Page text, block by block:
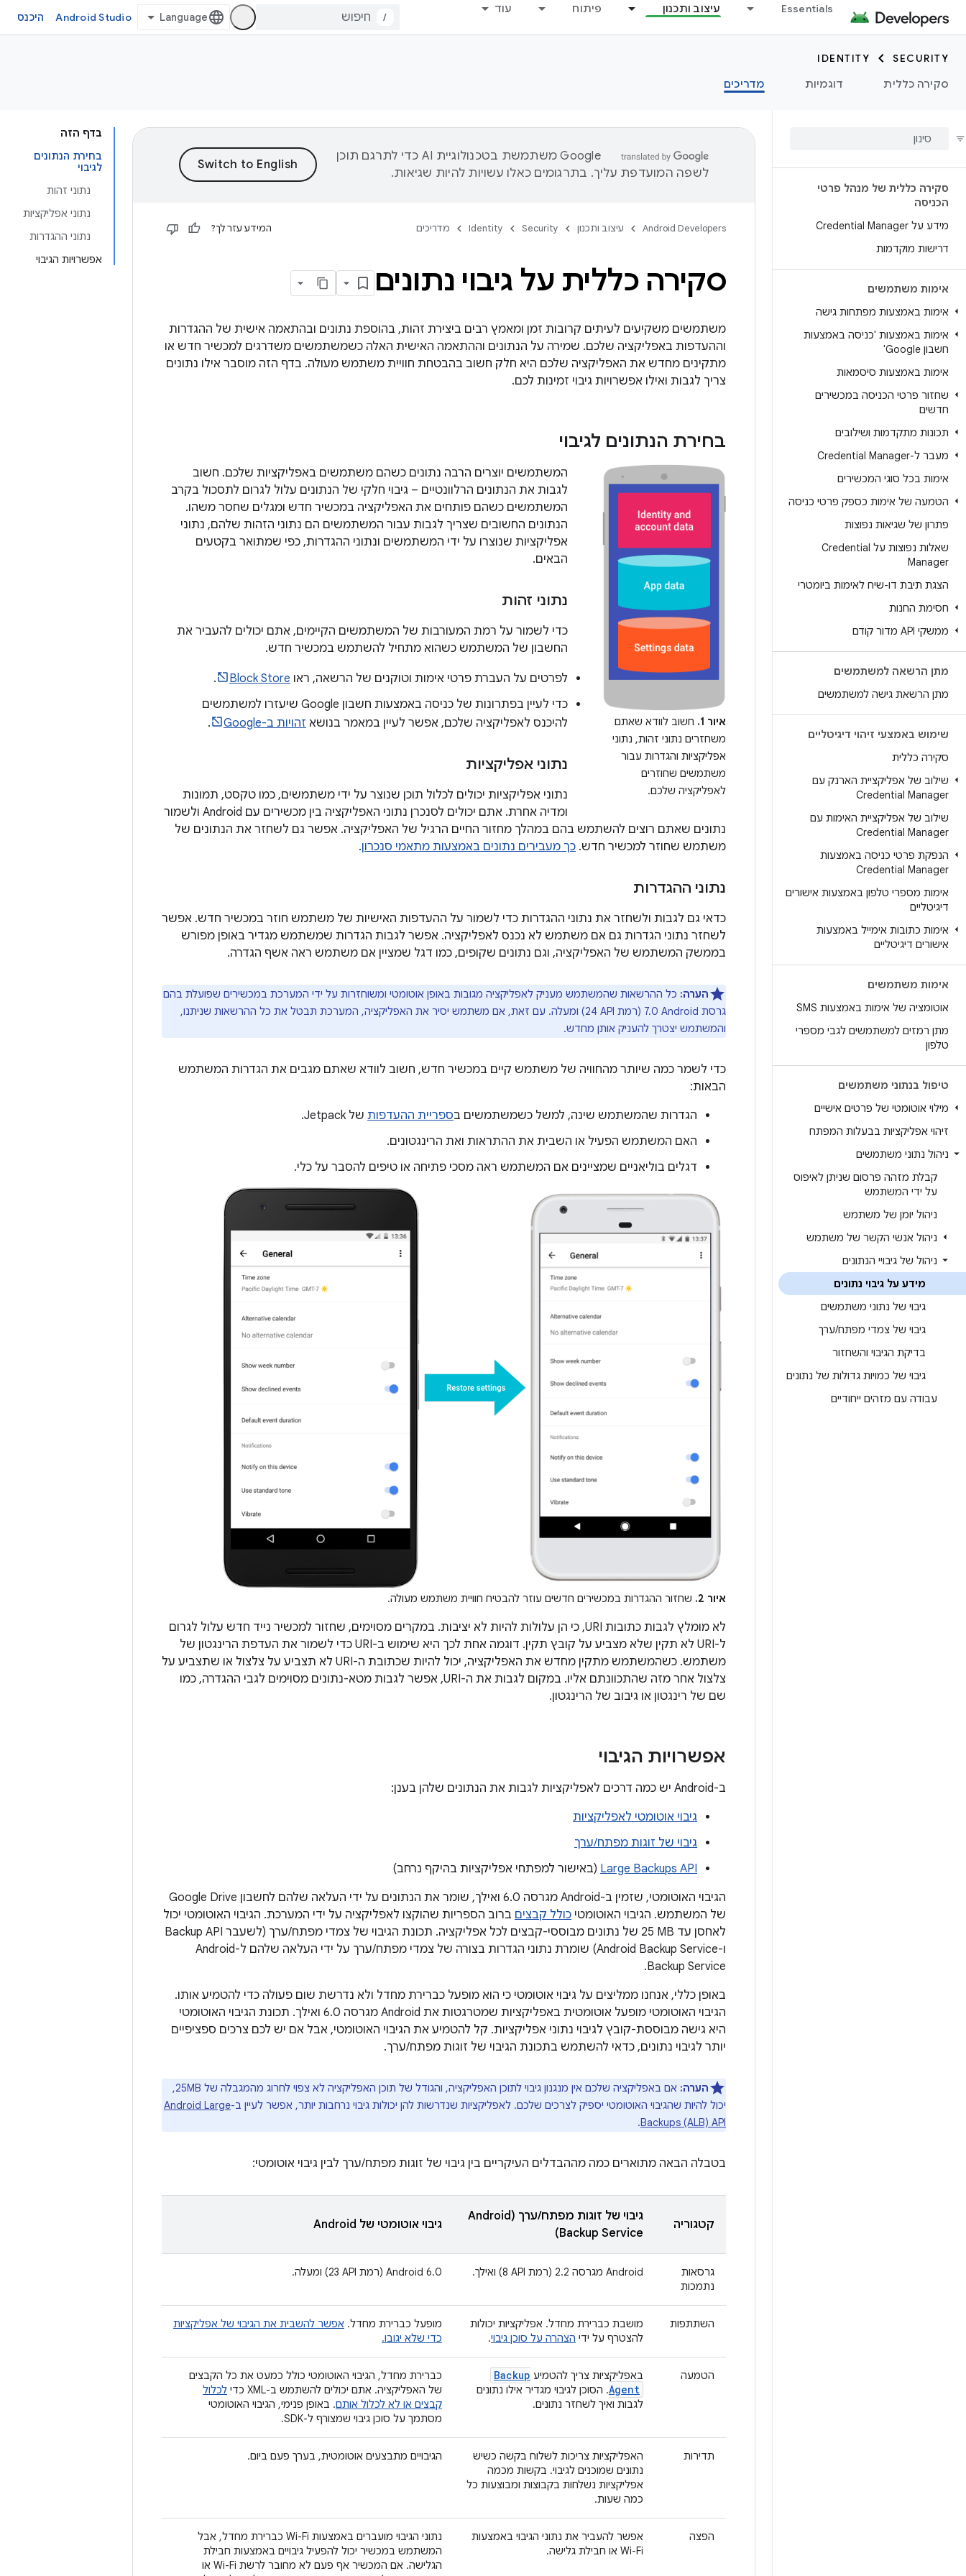
Essentials עיצוב ותכנון פיתוח עוד
/
Android Studio היכנס
SECURITY
IDENTITY
סקירה כללית
דוגמיות מדריכים
סקירה כללית של מנהל פרטי
הכניסה
מידע על Credential Manager
דרישות מוקדמות
אימות משתמשים
אימות באמצעות מפתחות גישה
אימות באמצעות 'כניסה באמצעות
חשבון Google'
אימות באמצעות סיסמאות
שחזור פרטי הכניסה במכשירים
חדשים
תכונות מתקדמות ושילובים
מעבר ל-Credential Manager
אימות בכל סוגי המכשירים
הטמעה של אימות כספק פרטי כניסה
פתרון של שגיאות נפוצות
שאלות נפוצות על Credential
Manager
הצגת תיבת דו-שיח לאימות ביומטרי
חסימת החנות
ממשקי API מדור קודם
מתן הרשאה למשתמשים
מתן הרשאת גישה למשתמשים
שימוש באמצעי זיהוי דיגיטליים
סקירה כללית
שילוב של אפליקציית הארנק עם
Credential Manager
שילוב של אפליקציית האימות עם
Credential Manager
הנפקת פרטי כניסה באמצעות
Credential Manager
אימות מספרי טלפון באמצעות אישורים
דיגיטליים
אימות כתובות אימייל באמצעות
אישורים דיגיטליים
אימות משתמשים
אוטומציה של אימות באמצעות SMS
מתן רמזים למשתמשים לגבי מספרי
טלפון
טיפול בנתוני משתמשים
מילוי אוטומטי של פרטים אישיים
זיהוי אפליקציות בבעלות המפתח
ניהול נתוני משתמשים
קבלת מזהה פרסום שניתן לאיפוס
על ידי המשתמש
ניהול יומן של משתמש
ניהול אנשי הקשר של משתמש
ניהול של גיבויי הנתונים
מידע על גיבוי נתונים
גיבוי של נתוני משתמשים
גיבוי של צמדי מפתח/ערך
בדיקת הגיבוי והשחזור
גיבוי של כמויות גדולות של נתונים
עבודה עם מזהים ייחודיים
בדף הזה
בחירת הנתונים
לגיבוי
נתוני זהות
נתוני אפליקציות
נתוני ההגדרות
אפשרויות הגיבוי
‫Google משתמשת בטכנולוגיית AI כדי לתרגם תוכן
לשפה המועדפת עליך. בתרגומים כאלו עשויות להיות שגיאות.
Android Developers עיצוב ותכנון Security
Identity מדריכים המידע עזר לך?
סקירה כללית על גיבוי נתונים
משתמשים משקיעים לעיתים קרובות זמן ומאמץ רבים ביצירת זהות, בהוספת נתונים ובהתאמה אישית של ההגדרות
וההעדפות באפליקציה שלכם. שמירה על הנתונים וההתאמה האישית האלה כשמשתמשים משדרגים למכשיר חדש או
מתקינים מחדש את האפליקציה שלכם היא חלק חשוב בהבטחת חוויית משתמש מעולה. בדף הזה מוסבר אילו נתונים
צריך לגבות ואילו אפשרויות גיבוי זמינות לכם.
בחירת הנתונים לגיבוי
איור 1.
חשוב לוודא שאתם
משחזרים נתוני זהות, נתוני
אפליקציות והגדרות עבור
משתמשים שחוזרים
לאפליקציה שלכם.
המשתמשים יוצרים הרבה נתונים כשהם משתמשים באפליקציות שלכם. חשוב
לגבות את הנתונים הרלוונטיים – גיבוי חלקי של הנתונים עלול לגרום לתסכול בקרב
המשתמשים כשהם פותחים את האפליקציה במכשיר חדש ומגלים שחסר משהו.
הנתונים החשובים שצריך לגבות עבור המשתמשים הם נתוני הזהות שלהם, נתוני
אפליקציות שנוצרו על ידי המשתמשים ונתוני ההגדרות, כפי שמתואר בקטעים
הבאים.
נתוני זהות
כדי לשמור על רמת המעורבות של המשתמשים הקיימים, אתם יכולים להעביר את
החשבון של המשתמש כשהוא מתחיל להשתמש במכשיר חדש.
לפרטים על העברת פרטי אימות וטוקנים של הרשאה, ראו Block Store
.
כדי לעיין בפתרונות של כניסה באמצעות חשבון Google שיעזרו למשתמשים
להיכנס לאפליקציה שלכם, אפשר לעיין במאמר בנושא זהויות ב-Google .
נתוני אפליקציות
נתוני אפליקציות יכולים לכלול תוכן שנוצר על ידי משתמשים, כמו טקסט, תמונות
ומדיה אחרת. אתם יכולים לסנכרן נתוני האפליקציה בין מכשירים עם Android ולשמור
נתונים שאתם רוצים להשתמש בהם במהלך מחזור החיים הרגיל של האפליקציה. אפשר גם לשחזר את הנתונים של
משתמש שחוזר למכשיר חדש. כך מעבירים נתונים באמצעות מתאמי סנכרון.
נתוני ההגדרות
כדאי גם לגבות ולשחזר את נתוני ההגדרות כדי לשמור על ההעדפות האישיות של משתמש חוזר במכשיר חדש. אפשר
לשחזר נתוני הגדרות גם אם משתמש לא נכנס לאפליקציה. אפשר לגבות הגדרות שמשתמש מגדיר באופן מפורש
בממשק המשתמש של האפליקציה, וגם נתונים שקופים, כמו דגל שמציין אם משתמש ראה אשף הגדרה.
הערה: כל ההרשאות שהמשתמש מעניק לאפליקציה מגובות באופן אוטומטי ומשוחזרות על ידי המערכת במכשירים שפועלת בהם
גרסת Android‏ 7.0 (רמת API‏ 24) ומעלה. עם זאת, אם משתמש יסיר את האפליקציה, המערכת תבטל את כל ההרשאות שניתנו,
והמשתמש יצטרך להעניק אותן מחדש.
כדי לשמר כמה שיותר מהחוויה של משתמש קיים במכשיר חדש, חשוב לוודא שאתם מגבים את הגדרות המשתמש
הבאות:
הגדרות שהמשתמש שינה, למשל כשמשתמשים בספריית ההעדפות של Jetpack.
האם המשתמש הפעיל או השבית את ההתראות ואת הרינגטונים.
דגלים בוליאניים שמציינים אם המשתמש ראה מסכי פתיחה או טיפים להסבר על כלי.
איור 2. שחזור ההגדרות במכשירים חדשים עוזר להבטיח חוויית משתמש מעולה.
לא מומלץ לגבות כתובות URI, כי הן עלולות להיות לא יציבות. במקרים מסוימים, שחזור למכשיר נייד חדש עלול לגרום
ל-URI לא תקין שלא מצביע על קובץ תקין. דוגמה אחת לכך היא שימוש ב-URI כדי לשמור את העדפת הרינגטון של
משתמש. כשהמשתמש מתקין מחדש את האפליקציה, יכול להיות שכתובת ה-URI לא תצביע על צלצול או שתצביע על
צלצול אחר מזה שהתכוונתם אליו. במקום לגבות את ה-URI, אפשר לגבות מטא-נתונים מסוימים לגבי ההגדרה, כמו
שם של רינגטון או גיבוב של הרינגטון.
אפשרויות הגיבוי
ב-Android יש כמה דרכים לאפליקציות לגבות את הנתונים שלהן בענן:
גיבוי אוטומטי לאפליקציות
גיבוי של זוגות מפתח/ערך
Large Backups API (באישור למפתחי אפליקציות בהיקף נרחב)
הגיבוי האוטומטי, שזמין ב-Android מגרסה 6.0 ואילך, שומר את הנתונים על ידי העלאה שלהם לחשבון Google Drive
של המשתמש. הגיבוי האוטומטי כולל קבצים ברוב הספריות שהוקצו לאפליקציה על ידי המערכת. הגיבוי האוטומטי יכול
לאחסן עד ‎25 MB של נתונים מבוססי-קבצים לכל אפליקציה. תכונת הגיבוי של צמדי מפתח/ערך (לשעבר Backup API
ו-Android Backup Service) שומרת נתוני הגדרות בצורה של צמדי מפתח/ערך על ידי העלאה שלהם ל-Android
Backup Service.
באופן כללי, אנחנו ממליצים על גיבוי אוטומטי כי הוא מופעל כברירת מחדל ולא נדרשת שום פעולה כדי להטמיע אותו.
הגיבוי האוטומטי מופעל אוטומטית באפליקציות שמטרגטות את Android מגרסה 6.0 ואילך. תכונת הגיבוי האוטומטי
היא גישה מבוססת-קובץ לגיבוי נתוני אפליקציות. קל להטמיע את הגיבוי האוטומטי, אבל אם יש לכם צרכים ספציפיים
יותר לגיבוי נתונים, כדאי להשתמש בתכונת הגיבוי של זוגות מפתח/ערך.
הערה:
אם באפליקציה שלכם אין מנגנון גיבוי לתוכן האפליקציה, והגודל של תוכן האפליקציה לא צפוי לחרוג מהמגבלה של 25MB,
יכול להיות שהגיבוי האוטומטי יספיק לצרכים שלכם. לאפליקציות שנדרשות להן יכולות גיבוי נרחבות יותר, אפשר לעיין ב-Android Large
Backups (ALB) API
.
בטבלה הבאה מתוארים כמה מההבדלים העיקריים בין גיבוי של זוגות מפתח/ערך לבין גיבוי אוטומטי:
קטגוריה
גיבוי של זוגות מפתח/ערך (Android
Backup Service)
גיבוי אוטומטי של Android
גרסאות
נתמכות
‫Android מגרסה 2.2 (רמת API‏ 8) ואילך. ‫Android 6.0 (רמת API‏ 23) ומעלה.
השתתפות
מושבת כברירת מחדל. אפליקציות יכולות
להצטרף על ידי הצהרה על סוכן גיבוי.
מופעל כברירת מחדל. אפשר להשבית את הגיבוי של אפליקציות
כדי שלא יגובו.
הטמעה באפליקציות צריך להטמיע Backup
Agent. הסוכן לגיבוי מגדיר אילו נתונים
לגבות ואיך לשחזר נתונים.
כברירת מחדל, הגיבוי האוטומטי כולל כמעט את כל הקבצים
של האפליקציה. אתם יכולים להשתמש ב-XML כדי
לכלול
קבצים או לא לכלול אותם. באופן פנימי, הגיבוי האוטומטי
מסתמך על סוכן גיבוי שמצורף ל-SDK.
תדירות
האפליקציות צריכות לשלוח בקשה כשיש
נתונים שמוכנים לגיבוי. בקשות מכמה
אפליקציות נשלחות בקבוצות ומבוצעות כל
כמה שעות.
הגיבויים מתבצעים אוטומטית, בערך פעם ביום.
הפצה
אפשר להעביר את נתוני הגיבוי באמצעות
Wi-Fi או חבילת גלישה.
נתוני הגיבוי מועברים באמצעות Wi-Fi כברירת מחדל, אבל
המשתמש במכשיר יכול להפעיל גיבויים באמצעות חבילת
הגלישה. אם המכשיר אף פעם לא מחובר לרשת Wi-Fi או